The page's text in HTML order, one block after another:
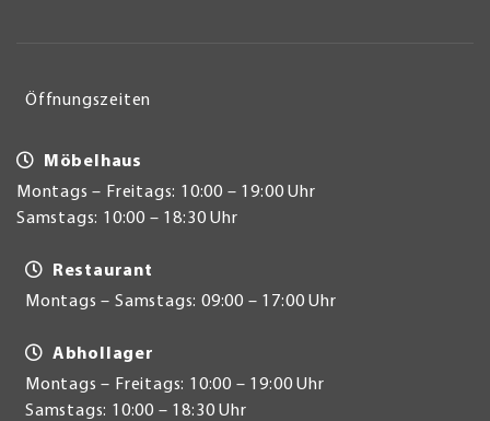
Öffnungszeiten
Möbelhaus
Montags – Freitags: 10:00 – 19:00 Uhr
Samstags: 10:00 – 18:30 Uhr
Restaurant
Montags – Samstags: 09:00 – 17:00 Uhr
Abhollager
Montags – Freitags: 10:00 – 19:00 Uhr
Samstags: 10:00 – 18:30 Uhr